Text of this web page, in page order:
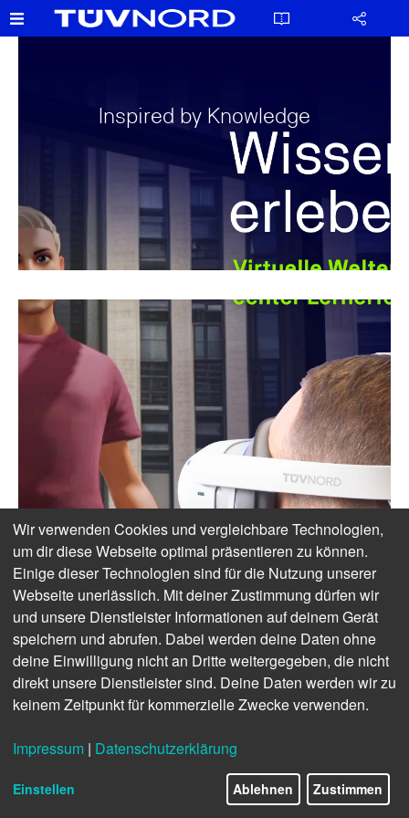
Inspired by Knowledge
Wir verwenden Cookies und vergleichbare Technologien,
um dir diese Webseite optimal präsentieren zu können.
Einige dieser Technologien sind für die Nutzung unserer
Webseite unerlässlich. Mit deiner Zustimmung dürfen wir
und unsere Dienstleister Informationen auf deinem Gerät
speichern und abrufen. Dabei werden deine Daten ohne
deine Einwilligung nicht an Dritte weitergegeben, die nicht
direkt unsere Dienstleister sind. Deine Daten werden wir zu
keinem Zeitpunkt für kommerzielle Zwecke verwenden.
Impressum | Datenschutzerklärung
Einstellen Ablehnen Zustimmen